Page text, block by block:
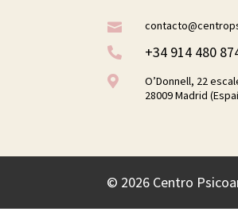


+34 914 480

O’Donnell, 22
28009 Madrid
© 2026 Centro